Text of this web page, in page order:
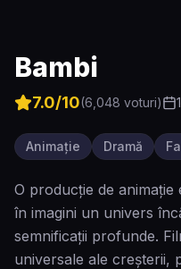
Bambi
7.0/10(6,048 voturi)
Animație Dramă
O producție de
în imagini un univers
semnificații profunde.
universale ale creșterii,